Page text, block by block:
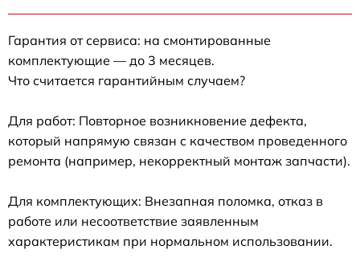
Гарантия от сервиса: на смонтированные
комплектующие — до 3 месяцев.
Что считается гарантийным случаем?
Для работ: Повторное возникновение дефекта,
который напрямую связан с качеством проведенного
ремонта (например, некорректный монтаж запчасти).
Для комплектующих: Внезапная поломка, отказ в
работе или несоответствие заявленным
характеристикам при нормальном использовании.